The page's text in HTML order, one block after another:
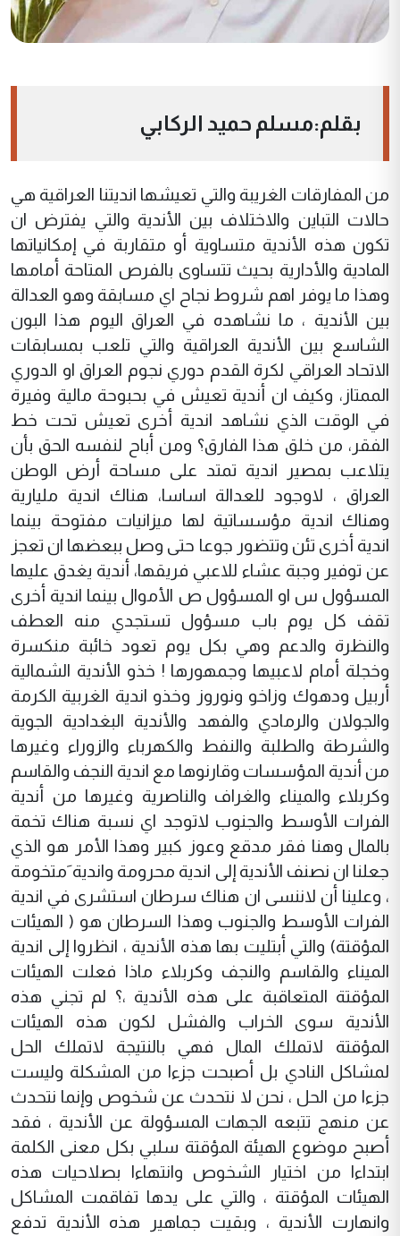
بقلم:مسلم حميد الركابي
من المفارقات الغريبة والتي تعيشها انديتنا العراقية هي
حالات التباين والاختلاف بين الأندية والتي يفترض ان
تكون هذه الأندية متساوية أو متقاربة في إمكانياتها
المادية والأدارية بحيث تتساوى بالفرص المتاحة أمامها
وهذا ما يوفر اهم شروط نجاح اي مسابقة وهو العدالة
بين الأندية ، ما نشاهده في العراق اليوم هذا البون
الشاسع بين الأندية العراقية والتي تلعب بمسابقات
الاتحاد العراقي لكرة القدم دوري نجوم العراق او الدوري
الممتاز، وكيف ان أندية تعيش في بحبوحة مالية وفيرة
في الوقت الذي نشاهد اندية أخرى تعيش تحت خط
الفقر، من خلق هذا الفارق؟ ومن أباح لنفسه الحق بأن
يتلاعب بمصير اندية تمتد على مساحة أرض الوطن
العراق ، لاوجود للعدالة اساسا، هناك اندية مليارية
وهناك اندية مؤسساتية لها ميزانيات مفتوحة بينما
اندية أخرى تئن وتتضور جوعا حتى وصل ببعضها ان تعجز
عن توفير وجبة عشاء للاعبي فريقها، أندية يغدق عليها
المسؤول س او المسؤول ص الأموال بينما اندية أخرى
تقف كل يوم باب مسؤول تستجدي منه العطف
والنظرة والدعم وهي بكل يوم تعود خائبة منكسرة
وخجلة أمام لاعبيها وجمهورها ! خذو الأندية الشمالية
أربيل ودهوك وزاخو ونوروز وخذو اندية الغربية الكرمة
والجولان والرمادي والفهد والأندية البغدادية الجوية
والشرطة والطلبة والنفط والكهرباء والزوراء وغيرها
من أندية المؤسسات وقارنوها مع اندية النجف والقاسم
وكربلاء والميناء والغراف والناصرية وغيرها من أندية
الفرات الأوسط والجنوب لاتوجد اي نسبة هناك تخمة
بالمال وهنا فقر مدقع وعوز كبير وهذا الأمر هو الذي
جعلنا ان نصنف الأندية إلى اندية محرومة واندية َمتخومة
، وعلينا أن لاننسى ان هناك سرطان استشرى في اندية
الفرات الأوسط والجنوب وهذا السرطان هو ( الهيئات
المؤقتة) والتي أبتليت بها هذه الأندية ، انظروا إلى اندية
الميناء والقاسم والنجف وكربلاء ماذا فعلت الهيئات
المؤقتة المتعاقبة على هذه الأندية ،؟ لم تجني هذه
الأندية سوى الخراب والفشل لكون هذه الهيئات
المؤقتة لاتملك المال فهي بالنتيجة لاتملك الحل
لمشاكل النادي بل أصبحت جزءا من المشكلة وليست
جزءا من الحل ، نحن لا نتحدث عن شخوص وإنما نتحدث
عن منهج تتبعه الجهات المسؤولة عن الأندية ، فقد
أصبح موضوع الهيئة المؤقتة سلبي بكل معنى الكلمة
ابتداءا من اختيار الشخوص وانتهاءا بصلاحيات هذه
الهيئات المؤقتة ، والتي على يدها تفاقمت المشاكل
وانهارت الأندية ، وبقيت جماهير هذه الأندية تدفع